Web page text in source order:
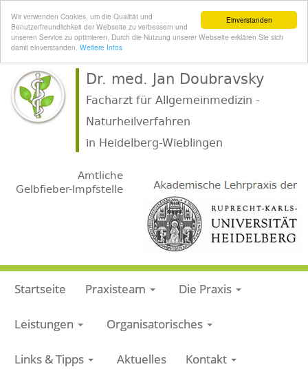
Einverstanden
Wir verwenden Cookies, um die Qualität und
Benutzerfreundlichkeit der Webseite zu verbessern und
unseren Service zu optimieren. Durch die Nutzung unserer Webseite erklären Sie sich
damit einverstanden. Weitere Infos
Dr. med. Jan Doubravsky
Facharzt für Allgemeinmedizin -
Naturheilverfahren
in Heidelberg-Wieblingen
Amtliche
Gelbfieber-Impfstelle
Startseite Praxisteam Die Praxis
Leistungen Organisatorisches
Links & Tipps Aktuelles Kontakt